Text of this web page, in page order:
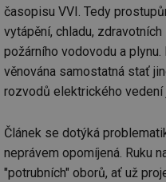
časopisu VVI. Tedy
vytápění, chladu,
požárního vodovodu a
věnována samostatná stať
rozvodů elektrického vedení
Článek se dotýká
neprávem opomíjená. Ruku
"potrubních" oborů, ať už